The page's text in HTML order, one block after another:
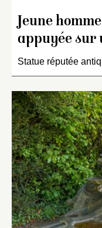
Jeune
appuyée sur
Statue réputée